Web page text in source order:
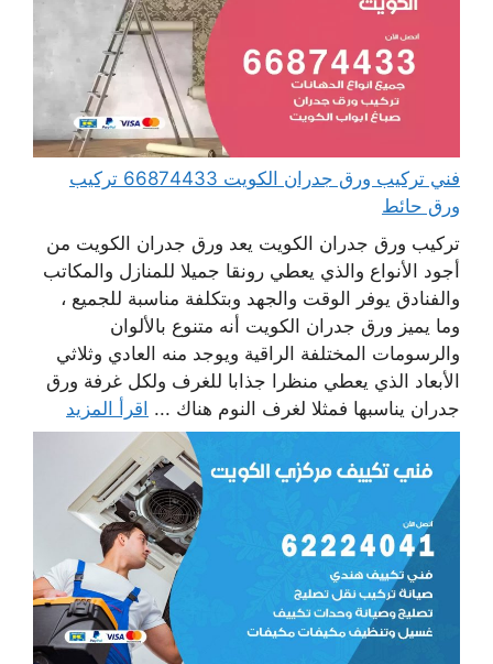
فني تركيب ورق جدران الكويت 66874433 تركيب
ورق حائط
تركيب ورق جدران الكويت يعد ورق جدران الكويت من
أجود الأنواع والذي يعطي رونقا جميلا للمنازل والمكاتب
والفنادق يوفر الوقت والجهد وبتكلفة مناسبة للجميع ،
وما يميز ورق جدران الكويت أنه متنوع بالألوان
والرسومات المختلفة الراقية ويوجد منه العادي وثلاثي
الأبعاد الذي يعطي منظرا جذابا للغرف ولكل غرفة ورق
جدران يناسبها فمثلا لغرف النوم هناك ... اقرأ المزيد